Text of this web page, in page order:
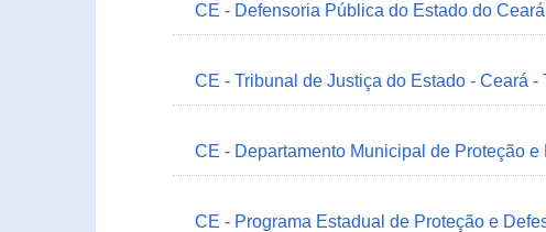
CE - Defensoria Pública do Estado do
CE - Tribunal de Justiça do Estado - Ceará -
CE - Departamento Municipal de Proteção
CE - Programa Estadual de Proteção e